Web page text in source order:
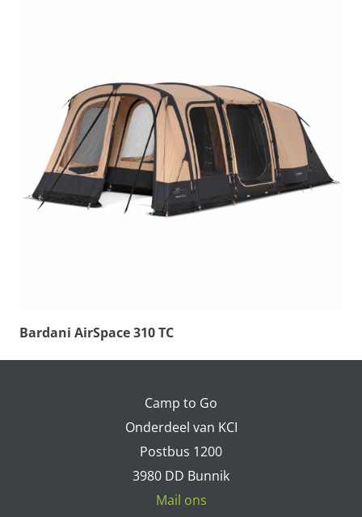
Bardani AirSpace 310 TC
Camp to Go
Onderdeel van KCI
Postbus 1200
3980 DD Bunnik
Mail ons